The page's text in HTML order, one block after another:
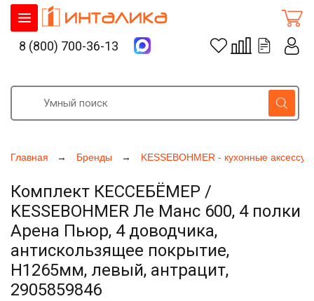
Главная Бренды KESSEBOHMER - кухонные
Комплект КЕССЕБЁМЕР /
KESSEBOHMER Ле Манс 600, 4 полки
Арена Пьюр, 4 доводчика,
антискользящее покрытие,
H1265мм, левый, антрацит,
2905859846
8 (800) 700-36-13